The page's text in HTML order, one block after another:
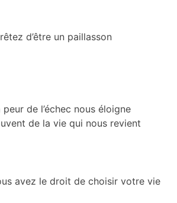
d’être un paillasson
peur de l’échec nous éloigne
de la vie qui nous revient
avez le droit de choisir votre vie